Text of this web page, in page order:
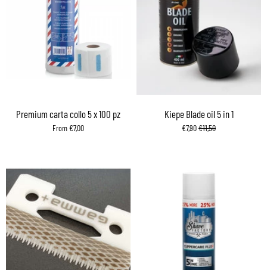
Premium carta collo 5 x 100 pz
From €7,00
Kiepe Blade oil 5 in 1
€7,90€11,50